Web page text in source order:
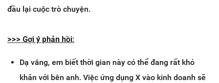
đầu lại cuộc trò chuyện.
>>> ​Gợi ý phản hồi:
Dạ vâng, em biết thời gian này có thể đang rất khó
khăn với bên anh. Việc ứng dụng X vào kinh doanh sẽ